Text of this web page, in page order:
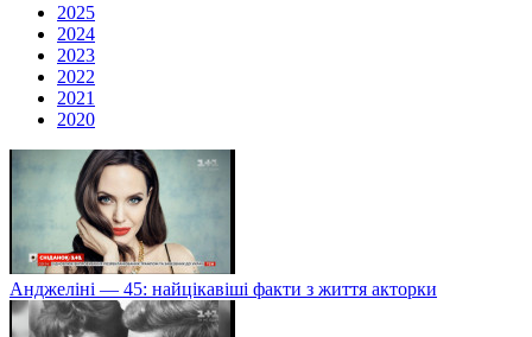
2025
2024
2023
2022
2021
2020
Анджеліні — 45: найцікавіші факти з життя акторки